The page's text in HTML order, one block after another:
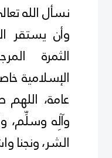
نسأل الله
وأن يستقر
الثمرة
الإسلامية
عامة،
وآلِه وسلِّم،
الشر، ونجنا